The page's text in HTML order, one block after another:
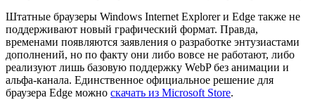
Штатные браузеры Windows Internet Explorer и Edge также не
поддерживают новый графический формат. Правда,
временами появляются заявления о разработке энтузиастами
дополнений, но по факту они либо вовсе не работают, либо
реализуют лишь базовую поддержку WebP без анимации и
альфа-канала. Единственное официальное решение для
браузера Edge можно скачать из Microsoft Store.